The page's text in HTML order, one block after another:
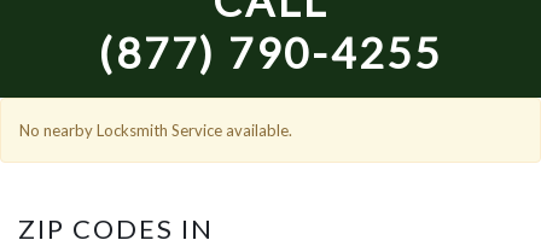
(877) 790-4255
No nearby Locksmith Service available.
ZIP CODES IN